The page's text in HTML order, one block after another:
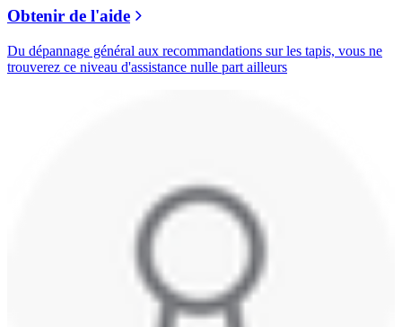
Obtenir de l'aide
Du dépannage général aux recommandations sur les tapis, vous ne
trouverez ce niveau d'assistance nulle part ailleurs